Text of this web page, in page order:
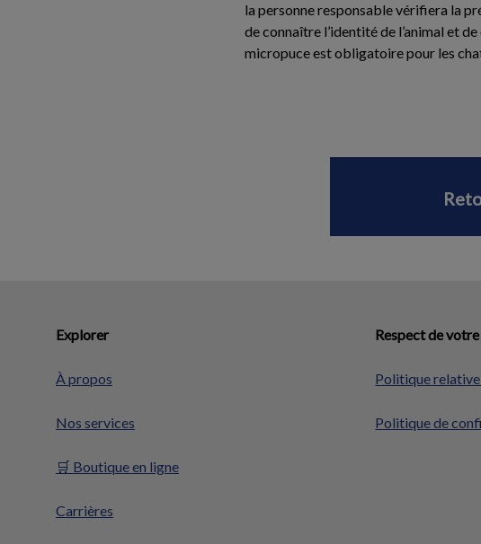
la personne responsable vérifiera la
de connaître l’identité de l’animal et
micropuce est obligatoire pour les
Explorer
À propos
Nos services
🛒 Boutique en ligne
Carrières
Respect de
Politique
Politique de